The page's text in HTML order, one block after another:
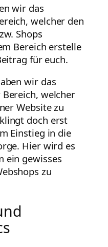
wir das
welcher den
Shops
Bereich erstelle
für euch.
wir das
welcher
Website zu
doch erst
Einstieg in die
Hier wird es
ein gewisses
zu